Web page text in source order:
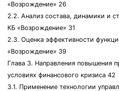
«Возрождение» 26
2.2. Анализ состава, динамики и
КБ «Возрождение» 31
2.3. Оценка эффективности
«Возрождение» 39
Глава 3. Направления повышения
условиях финансового кризиса 42
3.1. Применение технологии